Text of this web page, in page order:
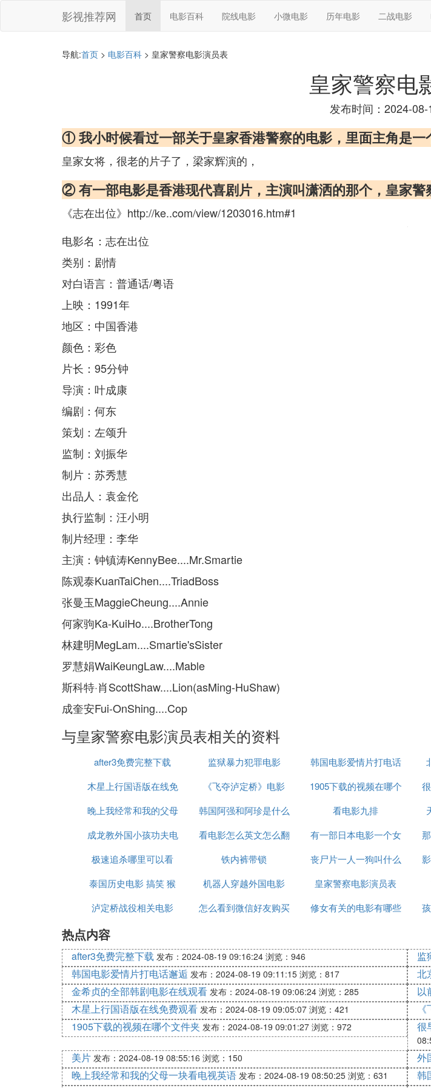
影视推荐网 首页 电影百科 院线电影 小微电影 历年电影 二战电影
导航:首页 > 电影百科 > 皇家警察电影演员表
皇家警察电
发布时间：2024-
① 我小时候看过一部关于皇家香港警察的电影，里面主角是一
皇家女将，很老的片子了，梁家辉演的，
② 有一部电影是香港现代喜剧片，主演叫潇洒的那个，皇家
《志在出位》http://ke..com/view/1203016.htm#1
电影名：志在出位
类别：剧情
对白语言：普通话/粤语
上映：1991年
地区：中国香港
颜色：彩色
片长：95分钟
导演：叶成康
编剧：何东
策划：左颂升
监制：刘振华
制片：苏秀慧
出品人：袁金伦
执行监制：汪小明
制片经理：李华
主演：钟镇涛KennyBee....Mr.Smartie
陈观泰KuanTaiChen....TriadBoss
张曼玉MaggieCheung....Annie
何家驹Ka-KuiHo....BrotherTong
林建明MegLam....Smartie'sSister
罗慧娟WaiKeungLaw....Mable
斯科特·肖ScottShaw....Lion(asMing-HuShaw)
成奎安Fui-OnShing....Cop
与皇家警察电影演员表相关的资料
after3免费完整下载 监狱暴力犯罪电影
韩国电影爱情片打电话
邂逅
木星上行国语版在线免
费观看
《飞夺泸定桥》电影
1905下载的视频在哪个
文件夹
晚上我经常和我的父母
一块看电视英语
韩国阿强和阿珍是什么
电影
看电影九排
成龙教外国小孩功夫电
影叫什么
看电影怎么英文怎么翻
译软件
有一部日本电影一个女
老师的初体验就是五个
学生，还把一个学生关
进教室里面
极速追杀哪里可以看
铁内裤带锁
丧尸片一人一狗叫什么
名字
泰国历史电影 搞笑 猴
子 名字叫什么和我
机器人穿越外国电影 皇家警察电影演员表
泸定桥战役相关电影
怎么看到微信好友购买
修女有关的电影有哪些
热点内容
after3免费完整下载 发布：2024-08-19 09:16:24 浏览：946 监
韩国电影爱情片打电话邂逅 发布：2024-08-19 09:11:15 浏览：817 北
金希贞的全部韩剧电影在线观看 发布：2024-08-19 09:06:24 浏览：285 以
木星上行国语版在线免费观看 发布：2024-08-19 09:05:07 浏览：421
1905下载的视频在哪个文件夹 发布：2024-08-19 09:01:27 浏览：972 很
美片 发布：2024-08-19 08:55:16 浏览：150 外
晚上我经常和我的父母一块看电视英语 发布：2024-08-19 08:50:25 浏览：631 韩